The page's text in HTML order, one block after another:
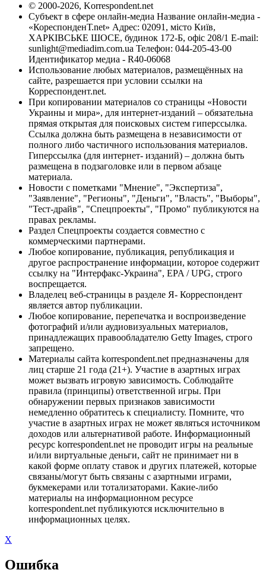
© 2000-2026, Korrespondent.net
Субъект в сфере онлайн-медиа Название онлайн-медиа -
«КореспонденТ.net» Адрес: 02091, місто Київ,
ХАРКІВСЬКЕ ШОСЕ, будинок 172-Б, офіс 208/1 E-mail:
sunlight@mediadim.com.ua Телефон: 044-205-43-00
Идентификатор медиа - R40-06068
Использование любых материалов, размещённых на
сайте, разрешается при условии ссылки на
Корреспондент.net.
При копировании материалов со страницы «Новости
Украины и мира», для интернет-изданий – обязательна
прямая открытая для поисковых систем гиперссылка.
Ссылка должна быть размещена в независимости от
полного либо частичного использования материалов.
Гиперссылка (для интернет- изданий) – должна быть
размещена в подзаголовке или в первом абзаце
материала.
Новости с пометками "Мнение", "Экспертиза",
"Заявление", "Регионы", "Деньги", "Власть", "Выборы",
"Тест-драйв", "Спецпроекты", "Промо" публикуются на
правах рекламы.
Раздел Спецпроекты создается совместно с
коммерческими партнерами.
Любое копирование, публикация, републикация и
другое распространение информации, которое содержит
ссылку на "Интерфакс-Украина", EPA / UPG, строго
воспрещается.
Владелец веб-страницы в разделе Я- Корреспондент
является автор публикации.
Любое копирование, перепечатка и воспроизведение
фотографий и/или аудиовизуальных материалов,
принадлежащих правообладателю Getty Images, строго
запрещено.
Материалы сайта korrespondent.net предназначены для
лиц старше 21 года (21+). Участие в азартных играх
может вызвать игровую зависимость. Соблюдайте
правила (принципы) ответственной игры. При
обнаружении первых признаков зависимости
немедленно обратитесь к специалисту. Помните, что
участие в азартных играх не может являться источником
доходов или альтернативой работе. Информационный
ресурс korrespondent.net не проводит игры на реальные
и/или виртуальные деньги, сайт не принимает ни в
какой форме оплату ставок и других платежей, которые
связаны/могут быть связаны с азартными играми,
букмекерами или тотализаторами. Какие-либо
материалы на информационном ресурсе
korrespondent.net публикуются исключительно в
информационных целях.
X
Ошибка